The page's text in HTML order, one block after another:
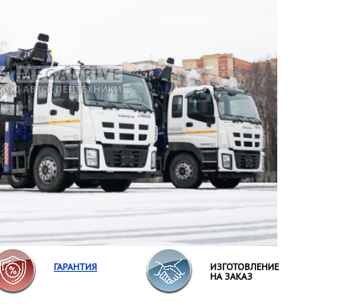
ГАРАНТИЯ
ИЗГОТОВЛЕНИЕ
НА ЗАКАЗ